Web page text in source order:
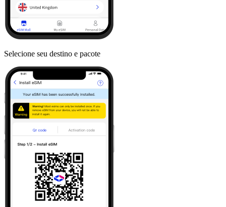
Selecione seu destino e pacote